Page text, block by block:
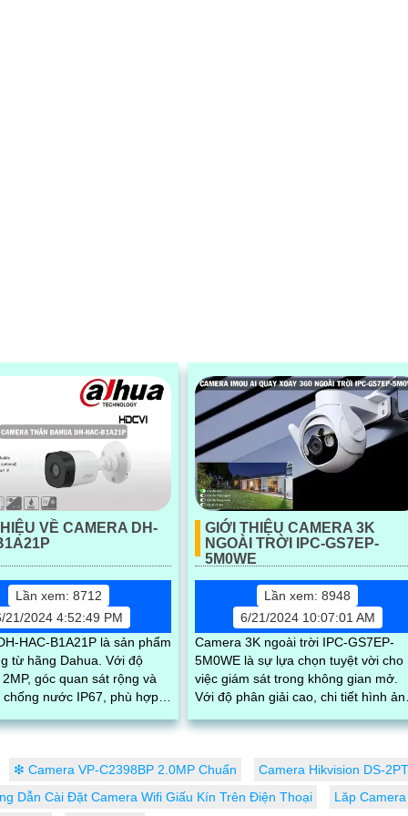
VỀ CAMERA DH-
Lần xem: 8712
21/2024 4:52:49 PM
HAC-B1A21P là sản phẩm
hãng Dahua. Với độ
góc quan sát rộng và
chống nước IP67, phù hợp
GIỚI THIỆU CAMERA 3K
NGOÀI TRỜI IPC-GS7EP-
5M0WE
Lần xem: 8948
6/21/2024 10:07:01 AM
Camera 3K ngoài trời IPC-GS7EP-
5M0WE là sự lựa chọn tuyệt vời cho
việc giám sát trong không gian mở.
Với độ phân giải cao, chi tiết hình
❇ Camera VP-C2398BP 2.0MP Chuẩn
Camera Hikvision DS-
Dẫn Cài Đặt Camera Wifi Giấu Kín Trên Điện Thoại
Lăp